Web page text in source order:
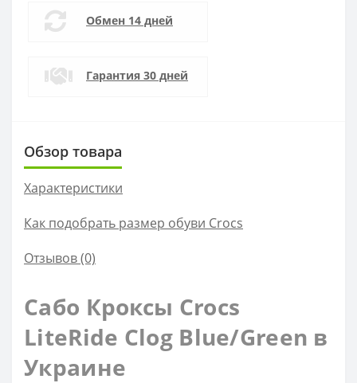
Обмен 14 дней
Гарантия 30 дней
Обзор товара
Характеристики
Как подобрать размер обуви Crocs
Отзывов (0)
Сабо Кроксы Crocs
LiteRide Clog Blue/Green в
Украине